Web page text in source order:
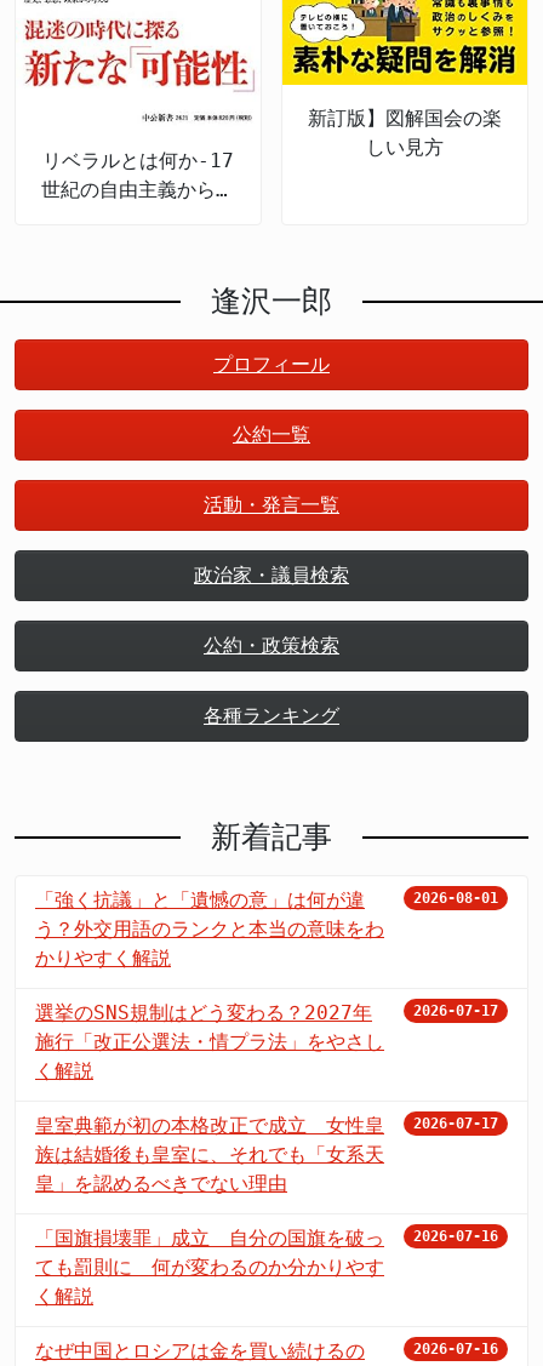
リベラルとは何か-17
世紀の自由主義から現
新訂版】図解国会の楽
しい見方
逢沢一郎
プロフィール
公約一覧
活動・発言一覧
政治家・議員検索
公約・政策検索
各種ランキング
新着記事
「強く抗議」と「遺憾の意」は何が違
う？外交用語のランクと本当の意味をわ
かりやすく解説
2026-08-01
選挙のSNS規制はどう変わる？2027年
施行「改正公選法・情プラ法」をやさし
く解説
2026-07-17
皇室典範が初の本格改正で成立 女性皇
族は結婚後も皇室に、それでも「女系天
皇」を認めるべきでない理由
2026-07-17
「国旗損壊罪」成立 自分の国旗を破っ
ても罰則に 何が変わるのか分かりやす
く解説
2026-07-16
なぜ中国とロシアは金を買い続けるの
2026-07-16